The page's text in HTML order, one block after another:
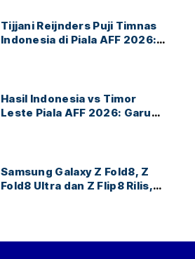
Tijjani Reijnders Puji Timnas
Indonesia di Piala AFF 2026:
Hasil Indonesia vs Timor
Leste Piala AFF 2026: Garuda
Samsung Galaxy Z Fold8, Z
Fold8 Ultra dan Z Flip8 Rilis,